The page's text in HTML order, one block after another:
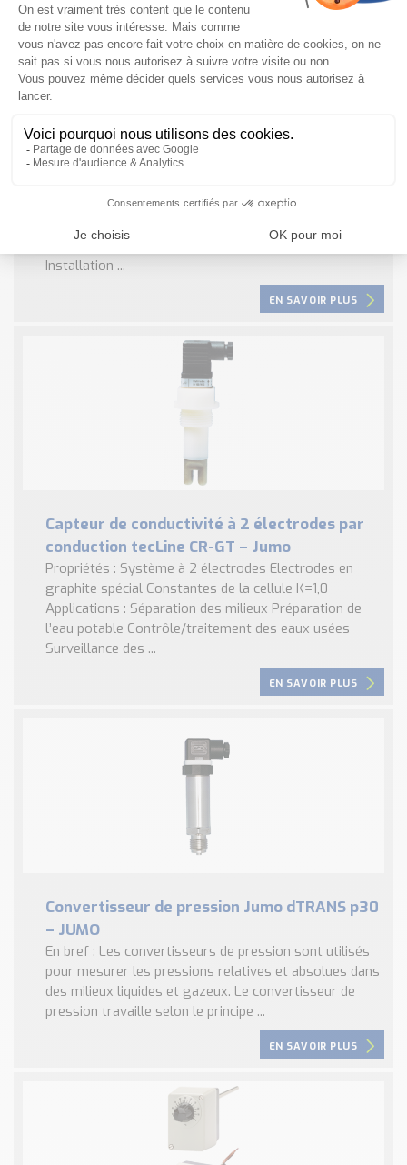
Capteur de conductivité à 2 électrodes CR-
PVC – Jumo
éprouvées pour une utilisation industrielle Larges
°C Applications : Traitement de l’eau en général
Installation ...
EN SAVOIR PLUS
Capteur de conductivité à 2 électrodes par
conduction tecLine CR-GT – Jumo
Propriétés : Système à 2 électrodes Electrodes en
graphite spécial Constantes de la cellule K=1,0
Applications : Séparation des milieux Préparation de
l’eau potable Contrôle/traitement des eaux usées
Surveillance des ...
EN SAVOIR PLUS
Convertisseur de pression Jumo dTRANS p30
– JUMO
En bref : Les convertisseurs de pression sont utilisés
pour mesurer les pressions relatives et absolues dans
des milieux liquides et gazeux. Le convertisseur de
pression travaille selon le principe ...
EN SAVOIR PLUS